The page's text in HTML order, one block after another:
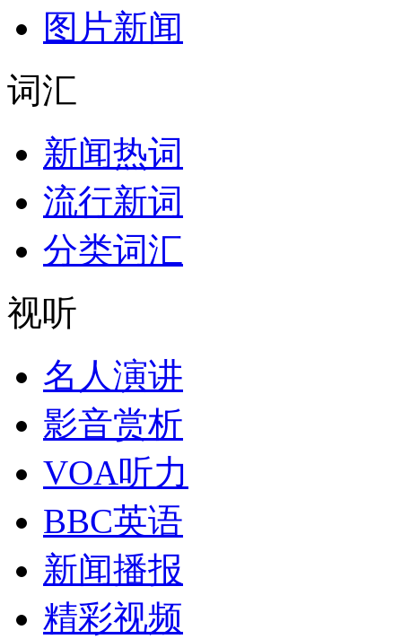
图片新闻
词汇
新闻热词
流行新词
分类词汇
视听
名人演讲
影音赏析
VOA听力
BBC英语
新闻播报
精彩视频